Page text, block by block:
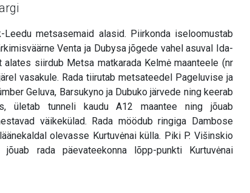
Leedu metsasemaid alasid. Piirkonda iseloomustab
Venta ja Dubysa jõgede vahel asuval Ida-
siirdub Metsa matkarada Kelmė maanteele (nr
vasakule. Rada tiirutab metsateedel Pageluvise ja
Geluva, Barsukyno ja Dubuko järvede ning keerab
ületab tunneli kaudu A12 maantee ning jõuab
väikekülad. Rada möödub ringiga Dambose
olevasse Kurtuvėnai külla. Piki P. Višinskio
rada päevateekonna lõpp-punkti Kurtuvėnai